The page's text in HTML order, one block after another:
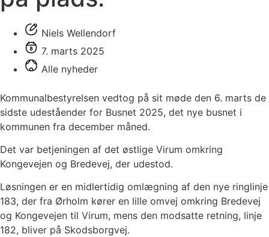
Niels Wellendorf
7. marts 2025
Alle nyheder
Kommunalbestyrelsen vedtog på sit møde den 6. marts de
sidste udeståender for Busnet 2025, det nye busnet i
kommunen fra december måned.
Det var betjeningen af det østlige Virum omkring
Kongevejen og Bredevej, der udestod.
Løsningen er en midlertidig omlægning af den nye ringlinje
183, der fra Ørholm kører en lille omvej omkring Bredevej
og Kongevejen til Virum, mens den modsatte retning, linje
182, bliver på Skodsborgvej.